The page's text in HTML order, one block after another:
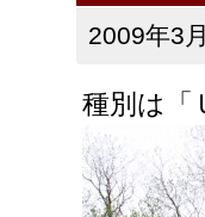
2009年3
種別は「